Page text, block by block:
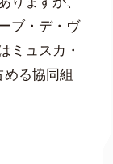
ブ・デ・ヴ
ミュスカ・
める協同組